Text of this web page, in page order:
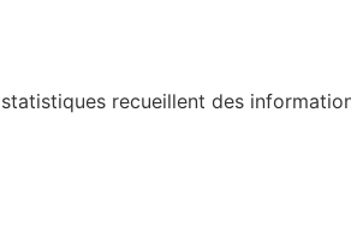
recueillent des